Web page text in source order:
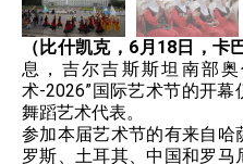
（比什凯克，6月18日，卡
息，吉尔吉斯斯坦南部
术-2026”国际艺术节的开
舞蹈艺术代表。
参加本届艺术节的有来自
罗斯、土耳其、中国和罗